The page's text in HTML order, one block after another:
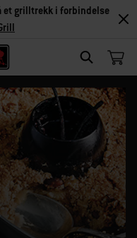
SEARCH
et grilltrekk i forbindelse